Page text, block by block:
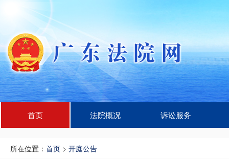
首页 法院概况 诉讼服务
所在位置： 首页 > 开庭公告